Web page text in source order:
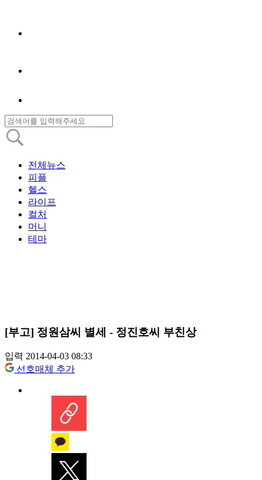
전체뉴스
피플
헬스
라이프
컬처
머니
테마
[부고] 정원삼씨 별세 - 정진호씨 부친상
입력 2014-04-03 08:33
선호매체 추가